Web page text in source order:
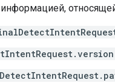
информацией,